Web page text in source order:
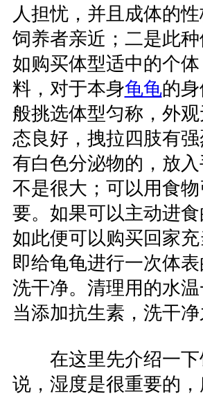
人担忧，并且成体的
饲养者亲近；二是此
如购买体型适中的个
料，对于本身龟龟的
般挑选体型匀称，外
态良好，拽拉四肢有
有白色分泌物的，放
不是很大；可以用食
要。如果可以主动进
如此便可以购买回家
即给龟龟进行一次体
洗干净。清理用的水
当添加抗生素，洗干
在这里先介绍一下
说，湿度是很重要的